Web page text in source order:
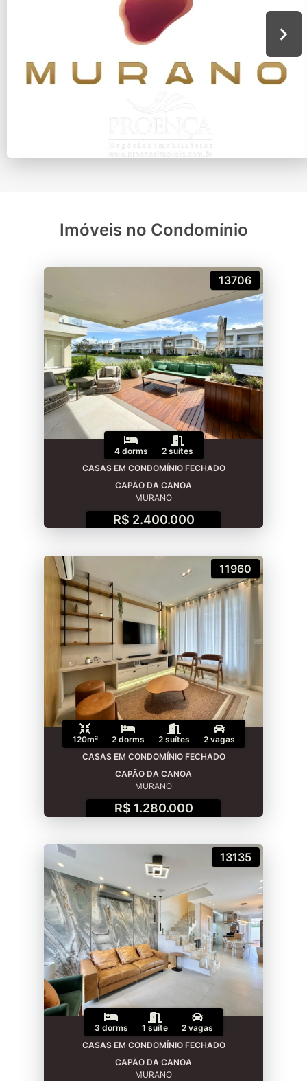
Imóveis no Condomínio
13706
4 dorms
2 suítes
CASAS EM CONDOMÍNIO FECHADO
CAPÃO DA CANOA
MURANO
R$ 2.400.000
11960
120m² 2 dorms 2 suítes
2 vagas
CASAS EM CONDOMÍNIO FECHADO
CAPÃO DA CANOA
MURANO
R$ 1.280.000
13135
3 dorms 1 suíte
2 vagas
CASAS EM CONDOMÍNIO FECHADO
CAPÃO DA CANOA
MURANO